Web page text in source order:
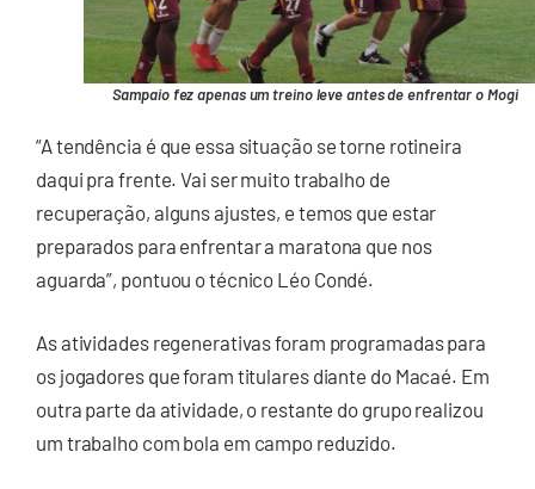
Sampaio fez apenas um treino leve antes de enfrentar o Mogi
“A tendência é que essa situação se torne rotineira
daqui pra frente. Vai ser muito trabalho de
recuperação, alguns ajustes, e temos que estar
preparados para enfrentar a maratona que nos
aguarda”, pontuou o técnico Léo Condé.
As atividades regenerativas foram programadas para
os jogadores que foram titulares diante do Macaé. Em
outra parte da atividade, o restante do grupo realizou
um trabalho com bola em campo reduzido.